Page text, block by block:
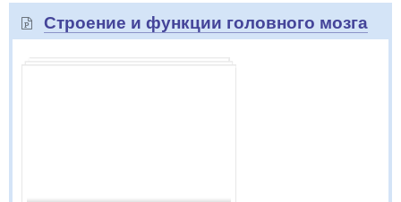
Строение и функции головного мозга